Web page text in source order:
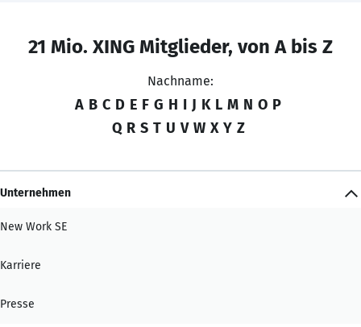
21 Mio. XING Mitglieder, von A bis Z
Nachname:
A B C D E F G H I J K L M N O P
Q R S T U V W X Y Z
Unternehmen
New Work SE
Karriere
Presse